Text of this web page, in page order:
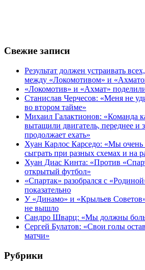
Свежие записи
Результат должен устраивать
между «Локомотивом» и
«Локомотив» и «Ахмат»
Станислав Черчесов: «Меня не
во втором тайме»
Михаил Галактионов: «Команда
вытащили двигатель, переднее и
продолжает ехать»
Хуан Карлос Карседо: «Мы
сыграть при разных схемах и на
Хуан Диас Кинта: «Против
открытый футбол»
«Спартак» разобрался с
показательно
У «Динамо» и «Крыльев
не вышло
Сандро Шварц: «Мы должны
Сергей Булатов: «Свои голы
матчи»
Рубрики